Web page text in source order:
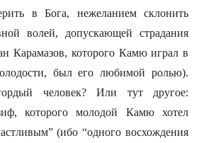
в Бога, нежеланием склонить
волей, допускающей страдания
Карамазов, которого Камю играл в
был его любимой ролью).
человек? Или тут другое:
которого молодой Камю хотел
(ибо “одного восхождения